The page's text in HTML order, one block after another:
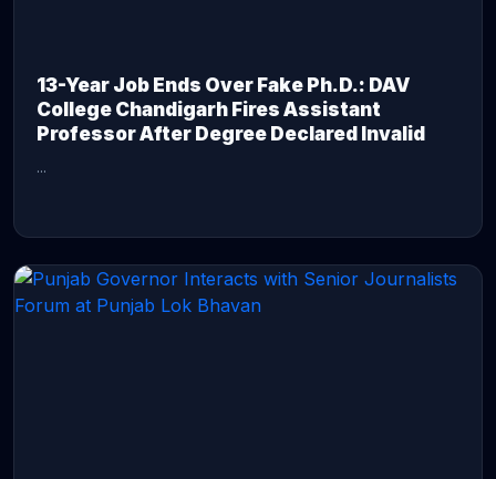
13-Year Job Ends Over Fake Ph.D.: DAV
College Chandigarh Fires Assistant
Professor After Degree Declared Invalid
...